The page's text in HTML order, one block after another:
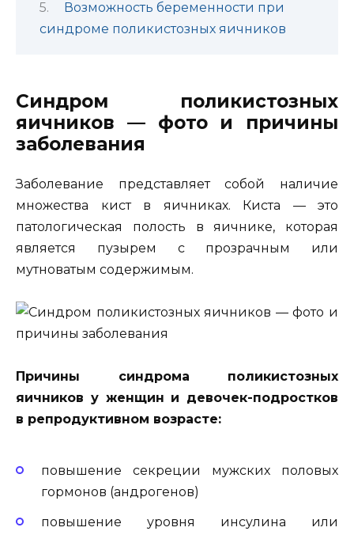
Возможность беременности при
синдроме поликистозных яичников
Синдром поликистозных
яичников — фото и причины
заболевания
Заболевание представляет собой наличие
множества кист в яичниках. Киста — это
патологическая полость в яичнике, которая
является пузырем с прозрачным или
мутноватым содержимым.
Причины синдрома поликистозных
яичников у женщин и девочек-подростков
в репродуктивном возрасте:
повышение секреции мужских половых
гормонов (андрогенов)
повышение уровня инсулина или